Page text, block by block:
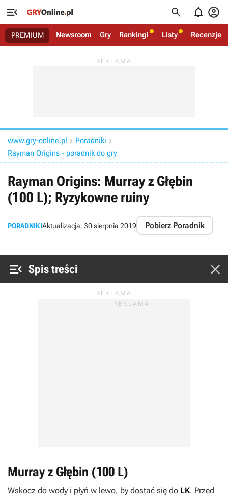
   
PREMIUM Newsroom Gry Rankingi Listy Recenzje
www.gry-online.pl  Poradniki 
Rayman Origins - poradnik do gry
Rayman Origins: Murray z Głębin
(100 L); Ryzykowne ruiny
PORADNIKIAktualizacja: 30 sierpnia 2019 Pobierz Poradnik
 Spis treści 
Murray z Głębin (100 L)
Wskocz do wody i płyń w lewo, by dostać się do LK. Przed